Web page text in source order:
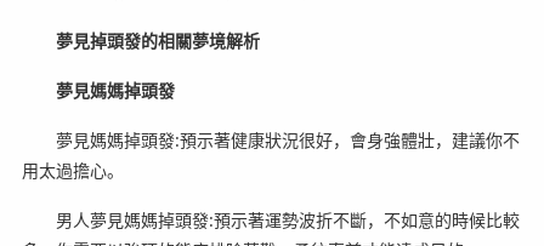
夢見掉頭發的相關夢境解析
夢見媽媽掉頭發
夢見媽媽掉頭發:預示著健康狀況很好，會身強體壯，建議你不
用太過擔心。
男人夢見媽媽掉頭發:預示著運勢波折不斷，不如意的時候比較